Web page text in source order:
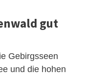
gut
Gebirgsseen
und die hohen